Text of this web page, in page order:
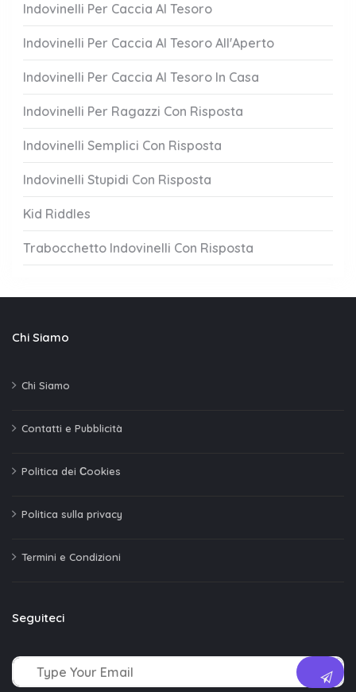
Indovinelli Per Caccia Al Tesoro
Indovinelli Per Caccia Al Tesoro All'Aperto
Indovinelli Per Caccia Al Tesoro In Casa
Indovinelli Per Ragazzi Con Risposta
Indovinelli Semplici Con Risposta
Indovinelli Stupidi Con Risposta
Kid Riddles
Trabocchetto Indovinelli Con Risposta
Chi Siamo
Chi Siamo
Contatti e Pubblicità
Politica dei Сookies
Politica sulla privacy
Termini e Condizioni
Seguiteci